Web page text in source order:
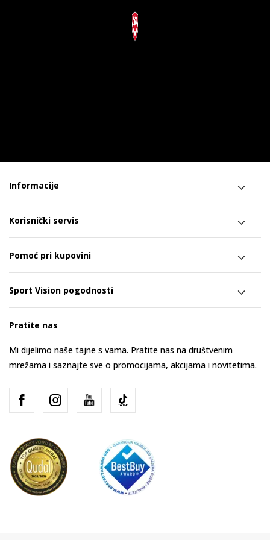
Informacije
Korisnički servis
Pomoć pri kupovini
Sport Vision pogodnosti
Pratite nas
Mi dijelimo naše tajne s vama. Pratite nas na društvenim
mrežama i saznajte sve o promocijama, akcijama i novitetima.